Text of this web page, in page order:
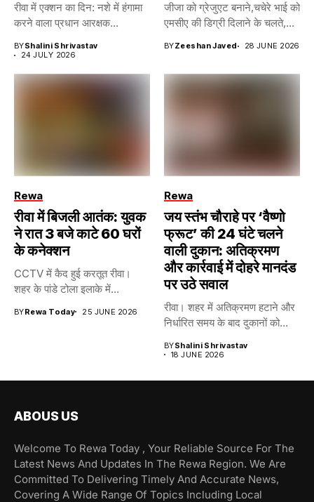
रीवा में एक्शन का दिन: नशे में हंगामा
करने वाला प्रधान आरक्षक...
BYShalini Shrivastav
24 JULY 2026
जीजा को ग्रेजुएट बनाने,चचेरे भाई को
एमसीए की डिग्री दिलाने के चलते,...
BYZeeshan Javed 28 JUNE 2026
Rewa
रीवा में बिजली आतंक: युवक
ने रात 3 बजे काटे 60 घरों
के कनेक्शन
CCTV में कैद हुई करतूत रीवा।
शहर के पांडे टोला इलाके में...
BYRewa Today 25 JUNE 2026
Rewa
जय स्तंभ चौराहे पर ‘वैष्णो
फ्रूट’ की 24 घंटे चलने
वाली दुकान: अतिक्रमण
और कार्रवाई में दोहरे मानदंड
पर उठे सवाल
रीवा। शहर में अतिक्रमण हटाने और
निर्धारित समय के बाद दुकानों को...
BYShalini Shrivastav
18 JUNE 2026
ABOUS US
Welcome To Rewa Today , Your Reliable Source For The
Latest News And Updates In The Rewa Region. We Are
Committed To Delivering Timely And Accurate News,
Covering A Wide Range Of Topics Including Local